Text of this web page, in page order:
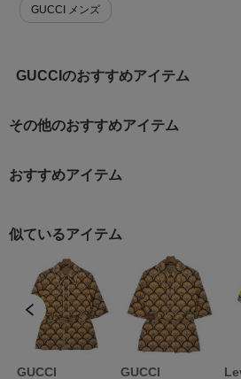
GUCCI メンズ
GUCCIのおすすめアイテム
その他のおすすめアイテム
おすすめアイテム